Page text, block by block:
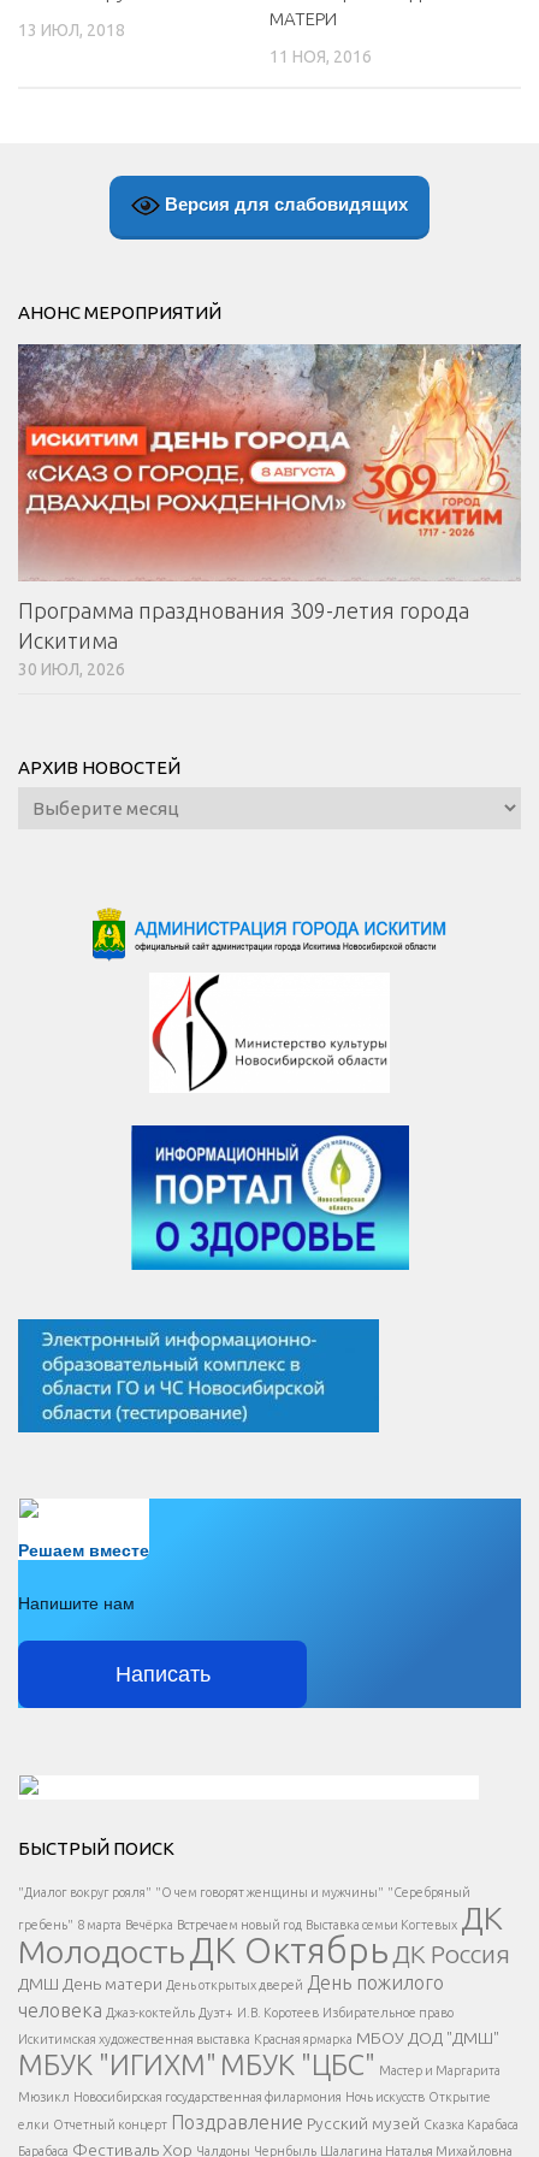
13 ИЮЛ, 2018
МАТЕРИ
11 НОЯ, 2016
Версия для слабовидящих
АНОНС МЕРОПРИЯТИЙ
Программа празднования 309-летия города
Искитима
30 ИЮЛ, 2026
АРХИВ НОВОСТЕЙ
Архив
новостей
Решаем вместе
Напишите нам
Написать
Есть вопрос?
Напишите нам
</span >
Написать
</button >
</div >
</div > </div >
БЫСТРЫЙ ПОИСК
"Диалог вокруг рояля" "О чем говорят женщины и мужчины" "Серебряный
гребень" 8 марта Вечёрка Встречаем новый год Выставка семьи Когтевых ДК
МолодостьДК Октябрь ДК Россия
ДМШ День матери День открытых дверей День пожилого
человека Джаз-коктейль Дуэт+ И.В. Коротеев Избирательное право
Искитимская художественная выставка Красная ярмарка МБОУ ДОД "ДМШ"
МБУК "ИГИХМ" МБУК "ЦБС" Мастер и Маргарита
Мюзикл Новосибирская государственная филармония Ночь искусств Открытие
елки Отчетный концерт Поздравление Русский музей Сказка Карабаса
Барабаса Фестиваль Хор Чалдоны Чернбыль Шалагина Наталья Михайловна